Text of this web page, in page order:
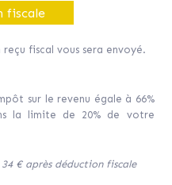
fiscale
fiscal vous sera envoyé.
sur le revenu égale à 66%
la limite de 20% de votre
€ après déduction fiscale